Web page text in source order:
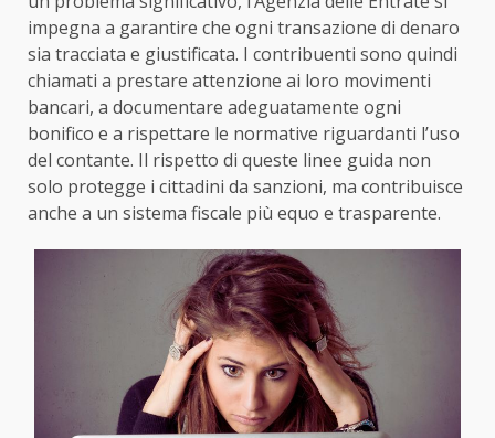
impegna a garantire che ogni transazione di denaro
sia tracciata e giustificata. I contribuenti sono quindi
chiamati a prestare attenzione ai loro movimenti
bancari, a documentare adeguatamente ogni
bonifico e a rispettare le normative riguardanti l’uso
del contante. Il rispetto di queste linee guida non
solo protegge i cittadini da sanzioni, ma contribuisce
anche a un sistema fiscale più equo e trasparente.